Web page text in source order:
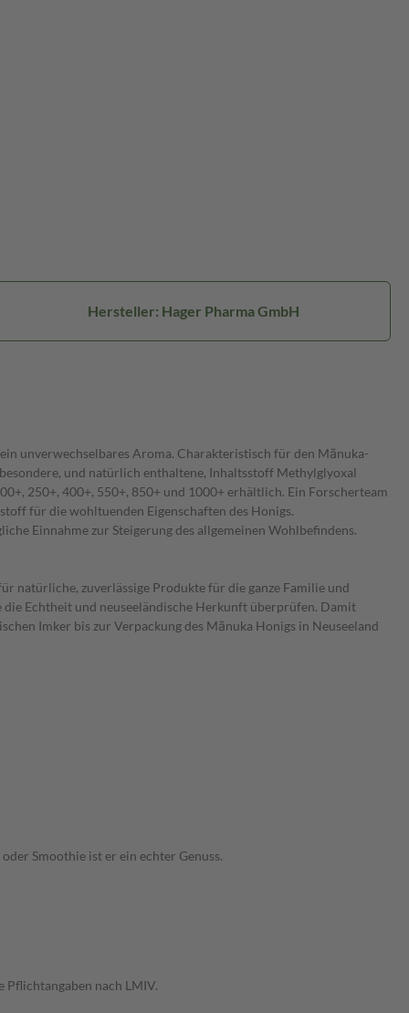
Hersteller: Hager Pharma GmbH
unverwechselbares Aroma. Charakteristisch für den Mānuka-
und natürlich enthaltene, Inhaltsstoff Methylglyoxal
250+, 400+, 550+, 850+ und 1000+ erhältlich. Ein Forscherteam
für die wohltuenden Eigenschaften des Honigs.
Einnahme zur Steigerung des allgemeinen Wohlbefindens.
natürliche, zuverlässige Produkte für die ganze Familie und
Echtheit und neuseeländische Herkunft überprüfen. Damit
Imker bis zur Verpackung des Mānuka Honigs in Neuseeland
Smoothie ist er ein echter Genuss.
nach LMIV.